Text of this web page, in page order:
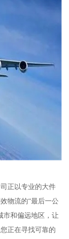
正以专业的大件
物流的“最后一公
市和偏远地区，让
正在寻找可靠的